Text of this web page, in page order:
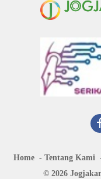
Home Tentang Kami
© 2026